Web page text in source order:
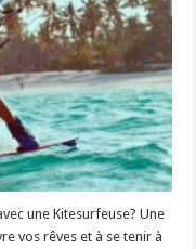
une Kitesurfeuse? Une
vos rêves et à se tenir à